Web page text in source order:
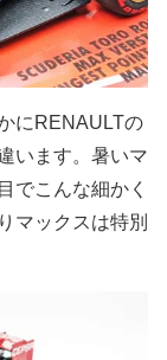
にRENAULTの
います。暑いマ
でこんな細かく
マックスは特別